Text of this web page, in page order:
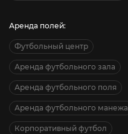
Аренда полей:
Футбольный центр
Аренда футбольного зала
Аренда футбольного поля
Аренда футбольного манежа
Корпоративный футбол